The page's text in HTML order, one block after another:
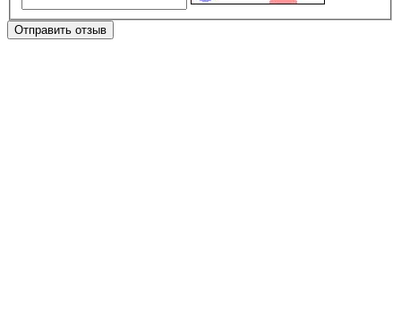
Отправить отзыв